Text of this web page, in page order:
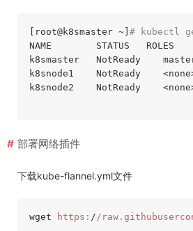
[root@k8smaster ~] # kubectl
NAME        STATUS   ROLES
k8smaster   NotReady
k8snode1    NotReady
k8snode2    NotReady
部署网络插件
下载kube-flannel.yml文件
wget https: / /